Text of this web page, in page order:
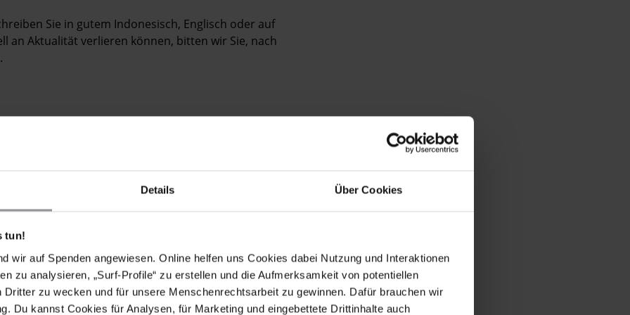
Details Über Cookies
tun!
wir auf Spenden angewiesen. Online helfen uns Cookies dabei Nutzung und Interaktionen
zu analysieren, „Surf-Profile“ zu erstellen und die Aufmerksamkeit von potentiellen
Dritter zu wecken und für unsere Menschenrechtsarbeit zu gewinnen. Dafür brauchen wir
Du kannst Cookies für Analysen, für Marketing und eingebettete Drittinhalte auch
Sie in gutem Indonesisch, Englisch oder auf
an Aktualität verlieren können, bitten wir Sie, nach
am 28. November 2013 dem
Militärs zum Opfer gefallen ist. Bitte geben
Sie seine Sicherheit.
unparteiische Untersuchung seiner Verschleppung
Ergebnisse bekannt und stellen Sie sicher, dass
tragen, in Übereinstimmung mit
ziviles Gericht gestellt werden.
das Internationale Übereinkommen zum